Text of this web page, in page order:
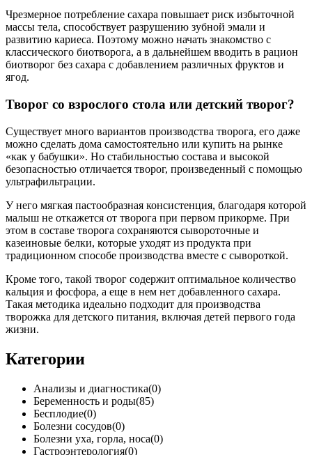
Чрезмерное потребление сахара повышает риск избыточной
массы тела, способствует разрушению зубной эмали и
развитию кариеса. Поэтому можно начать знакомство с
классического биотворога, а в дальнейшем вводить в рацион
биотворог без сахара с добавлением различных фруктов и
ягод.
Творог со взрослого стола или детский творог?
Существует много вариантов производства творога, его даже
можно сделать дома самостоятельно или купить на рынке
«как у бабушки». Но стабильностью состава и высокой
безопасностью отличается творог, произведенный с помощью
ультрафильтрации.
У него мягкая пастообразная консистенция, благодаря которой
малыш не откажется от творога при первом прикорме. При
этом в составе творога сохраняются сывороточные и
казеиновые белки, которые уходят из продукта при
традиционном способе производства вместе с сывороткой.
Кроме того, такой творог содержит оптимальное количество
кальция и фосфора, а еще в нем нет добавленного сахара.
Такая методика идеально подходит для производства
творожка для детского питания, включая детей первого года
жизни.
Категории
Анализы и диагностика(0)
Беременность и роды(85)
Бесплодие(0)
Болезни сосудов(0)
Болезни уха, горла, носа(0)
Гастроэнтерология(0)